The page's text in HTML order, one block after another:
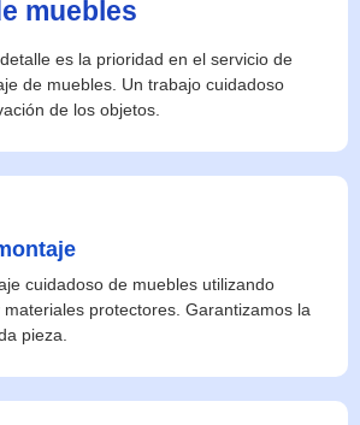
muebles
es la prioridad en el servicio de
de muebles. Un trabajo cuidadoso
de los objetos.
cuidadoso de muebles utilizando
protectores. Garantizamos la
pieza.